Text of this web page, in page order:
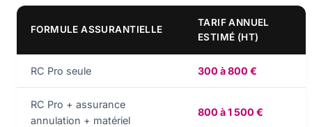
FORMULE ASSURANTIELLE
TARIF ANNUEL
ESTIMÉ (HT)
RC Pro seule 300 à 800 €
RC Pro + assurance
annulation + matériel
800 à 1 500 €